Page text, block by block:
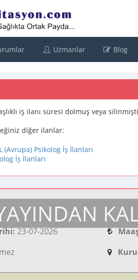
Uzmanlar Blog
iş ilanı süresi dolmuş veya
diğer ilanlar:
(Avrupa) Psikolog İş İlanları
İş İlanları
23-07-2026